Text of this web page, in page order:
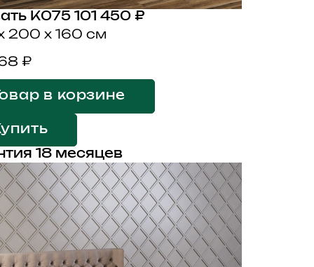
K075 101 450 ₽
200 x 160 см
₽
в корзине
18 месяцев